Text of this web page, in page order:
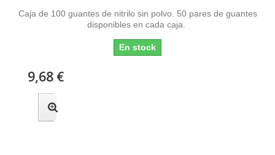
Caja de 100 guantes de nitrilo sin polvo. 50 pares de guantes
disponibles en cada caja.
En stock
9,68 €